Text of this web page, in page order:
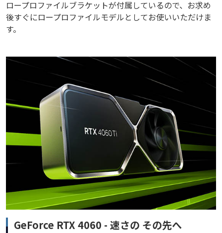
ロープロファイルブラケットが付属しているので、お求め
後すぐにロープロファイルモデルとしてお使いいただけま
す。
GeForce RTX 4060 - 速さの その先へ